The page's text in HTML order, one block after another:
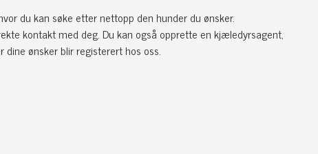
du kan søke etter nettopp den hunder du ønsker.
kontakt med deg. Du kan også opprette en kjæledyrsagent,
ønsker blir registerert hos oss.